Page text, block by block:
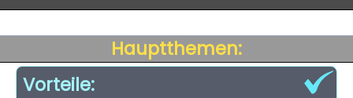
Hauptthemen:
Vorteile: